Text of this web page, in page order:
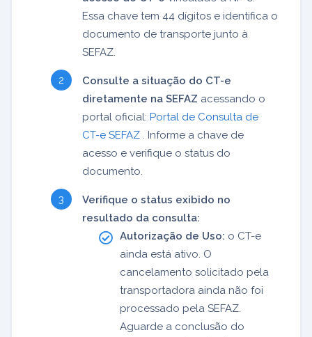
Essa chave tem 44 dígitos e identifica o
documento de transporte junto à
SEFAZ.
Consulte a situação do CT-e
diretamente na SEFAZ acessando o
portal oficial: Portal de Consulta de
CT-e SEFAZ
. Informe a chave de
acesso e verifique o status do
documento.
Verifique o status exibido no
resultado da consulta:
Autorização de Uso: o CT-e
ainda está ativo. O
cancelamento solicitado pela
transportadora ainda não foi
processado pela SEFAZ.
Aguarde a conclusão do